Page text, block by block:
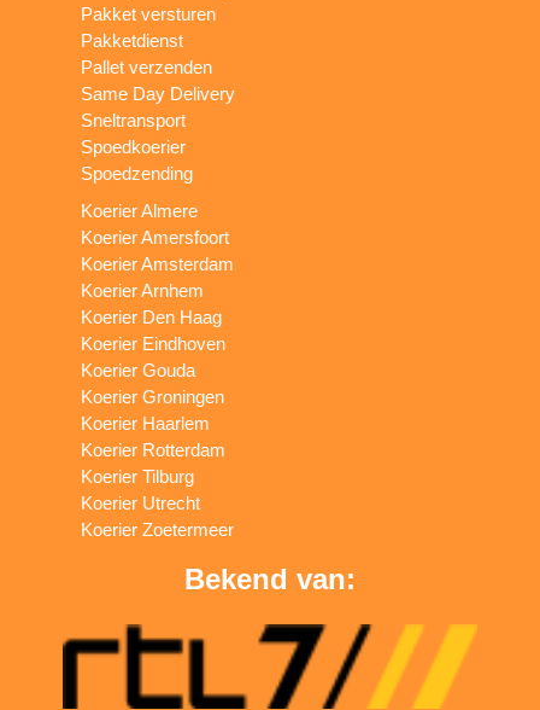
Pakket versturen
Pakketdienst
Pallet verzenden
Same Day Delivery
Sneltransport
Spoedkoerier
Spoedzending
Koerier Almere
Koerier Amersfoort
Koerier Amsterdam
Koerier Arnhem
Koerier Den Haag
Koerier Eindhoven
Koerier Gouda
Koerier Groningen
Koerier Haarlem
Koerier Rotterdam
Koerier Tilburg
Koerier Utrecht
Koerier Zoetermeer
Bekend van: